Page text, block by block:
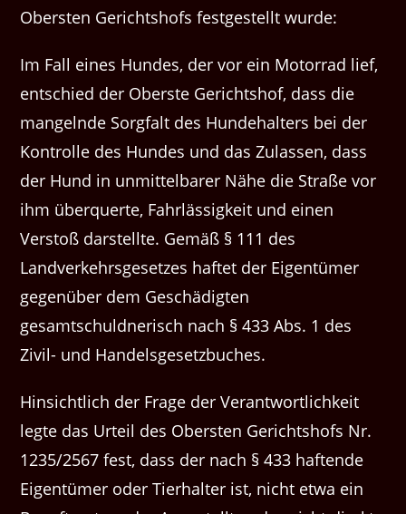
Obersten Gerichtshofs festgestellt wurde:
Im Fall eines Hundes, der vor ein Motorrad lief,
entschied der Oberste Gerichtshof, dass die
mangelnde Sorgfalt des Hundehalters bei der
Kontrolle des Hundes und das Zulassen, dass
der Hund in unmittelbarer Nähe die Straße vor
ihm überquerte, Fahrlässigkeit und einen
Verstoß darstellte. Gemäß § 111 des
Landverkehrsgesetzes haftet der Eigentümer
gegenüber dem Geschädigten
gesamtschuldnerisch nach § 433 Abs. 1 des
Zivil- und Handelsgesetzbuches.
Hinsichtlich der Frage der Verantwortlichkeit
legte das Urteil des Obersten Gerichtshofs Nr.
1235/2567 fest, dass der nach § 433 haftende
Eigentümer oder Tierhalter ist, nicht etwa ein